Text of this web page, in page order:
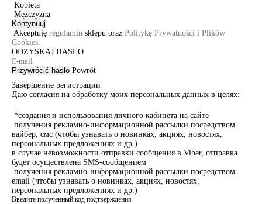
Kobieta
Mężczyzna
Kontynuuj
Akceptuję regulamin sklepu oraz Politykę Prywatności i Plików
Cookies.
ODZYSKAJ HASŁO
Przywrócić hasło Powrót
Завершение регистрации
Даю согласия на обработку моих персональных данных в целях:
*создания и использования личного кабинета на сайте
получения рекламно-информационной рассылки посредством
вайбер, смс (чтобы узнавать о новинках, акциях, новостях,
персональных предложениях и др.)
в случае невозможности отправки сообщения в Viber, отправка
будет осуществлена SMS-сообщением
получения рекламно-информационной рассылки посредством
email (чтобы узнавать о новинках, акциях, новостях,
персональных предложениях и др.)
Введите полученный код подтверждения